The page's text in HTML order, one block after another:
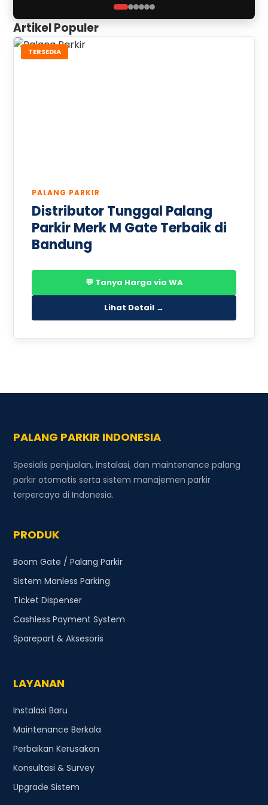
Artikel Populer
TERSEDIA
PALANG PARKIR
Distributor Tunggal Palang
Parkir Merk M Gate Terbaik di
Bandung
💬 Tanya Harga via WA
Lihat Detail →
PALANG PARKIR INDONESIA
Spesialis penjualan, instalasi, dan maintenance palang
parkir otomatis serta sistem manajemen parkir
terpercaya di Indonesia.
PRODUK
Boom Gate / Palang Parkir
Sistem Manless Parking
Ticket Dispenser
Cashless Payment System
Sparepart & Aksesoris
LAYANAN
Instalasi Baru
Maintenance Berkala
Perbaikan Kerusakan
Konsultasi & Survey
Upgrade Sistem